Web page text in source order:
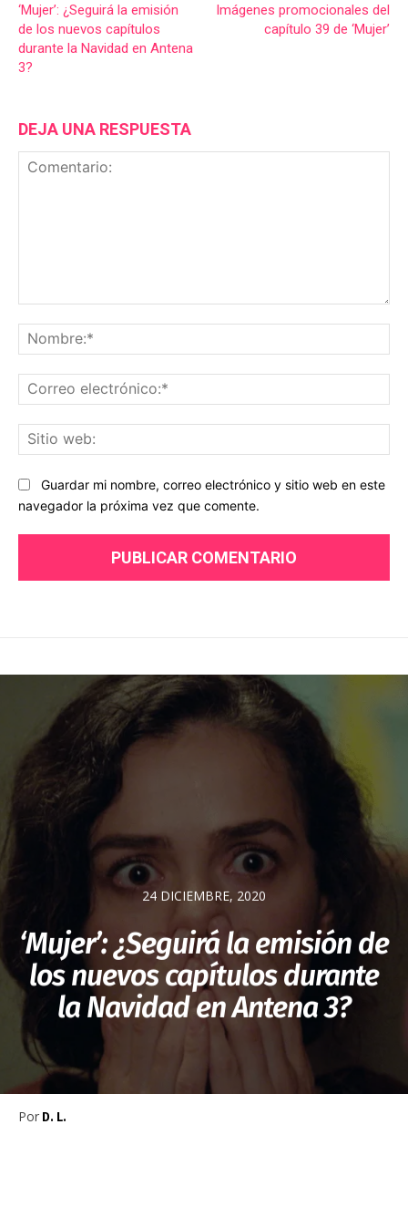
‘Mujer’: ¿Seguirá la emisión
de los nuevos capítulos
durante la Navidad en Antena
3?
Imágenes promocionales del
capítulo 39 de ‘Mujer’
DEJA UNA RESPUESTA
Guardar mi nombre, correo electrónico y sitio web en este
navegador la próxima vez que comente.